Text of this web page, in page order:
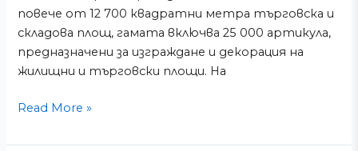
повече от 12 700 квадратни метра търговска и
складова площ, гамата включва 25 000 артикула,
предназначени за изграждане и декорация на
жилищни и търговски площи. На
Read More »